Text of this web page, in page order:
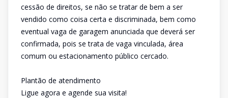
cessão de direitos, se não se tratar de bem a ser
vendido como coisa certa e discriminada, bem como
eventual vaga de garagem anunciada que deverá ser
confirmada, pois se trata de vaga vinculada, área
comum ou estacionamento público cercado.
Plantão de atendimento
Ligue agora e agende sua visita!